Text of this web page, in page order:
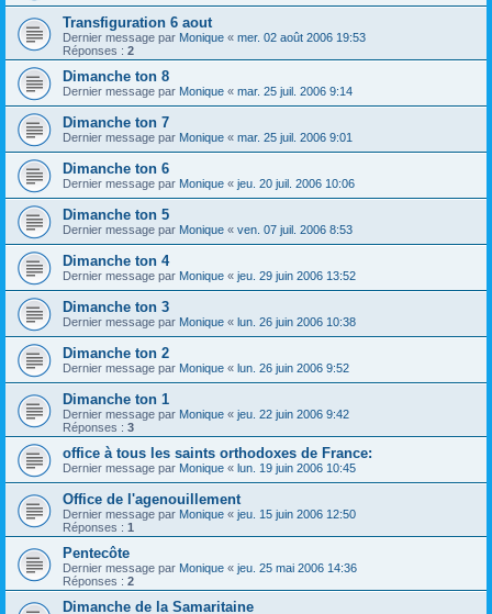
Transfiguration 6 aout
Dernier message par Monique « mer. 02 août 2006 19:53
Réponses : 2
Dimanche ton 8
Dernier message par Monique « mar. 25 juil. 2006 9:14
Dimanche ton 7
Dernier message par Monique « mar. 25 juil. 2006 9:01
Dimanche ton 6
Dernier message par Monique « jeu. 20 juil. 2006 10:06
Dimanche ton 5
Dernier message par Monique « ven. 07 juil. 2006 8:53
Dimanche ton 4
Dernier message par Monique « jeu. 29 juin 2006 13:52
Dimanche ton 3
Dernier message par Monique « lun. 26 juin 2006 10:38
Dimanche ton 2
Dernier message par Monique « lun. 26 juin 2006 9:52
Dimanche ton 1
Dernier message par Monique « jeu. 22 juin 2006 9:42
Réponses : 3
office à tous les saints orthodoxes de France:
Dernier message par Monique « lun. 19 juin 2006 10:45
Office de l'agenouillement
Dernier message par Monique « jeu. 15 juin 2006 12:50
Réponses : 1
Pentecôte
Dernier message par Monique « jeu. 25 mai 2006 14:36
Réponses : 2
Dimanche de la Samaritaine